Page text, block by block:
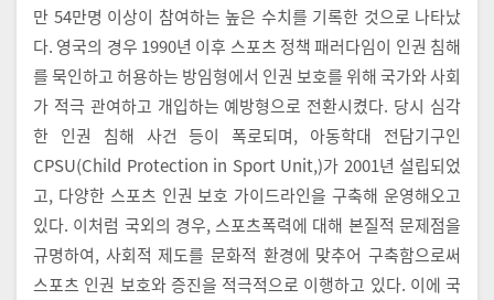
만 54만명 이상이 참여하는 높은 수치를 기록한 것으로 나타났
다. 영국의 경우 1990년 이후 스포츠 정책 패러다임이 인권 침해
를 묵인하고 허용하는 방임형에서 인권 보호를 위해 국가와 사회
가 적극 관여하고 개입하는 예방형으로 전환시켰다. 당시 심각
한 인권 침해 사건 등이 폭로되며, 아동학대 전담기구인
CPSU(Child Protection in Sport Unit,)가 2001년 설립되었
고, 다양한 스포츠 인권 보호 가이드라인을 구축해 운영해오고
있다. 이처럼 국외의 경우, 스포츠폭력에 대해 본질적 문제점을
규명하여, 사회적 제도를 문화적 환경에 맞추어 구축함으로써
스포츠 인권 보호와 증진을 적극적으로 이행하고 있다. 이에 국